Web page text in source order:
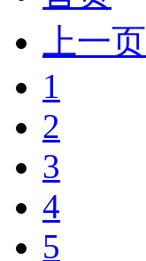
上一页
1
2
3
4
5